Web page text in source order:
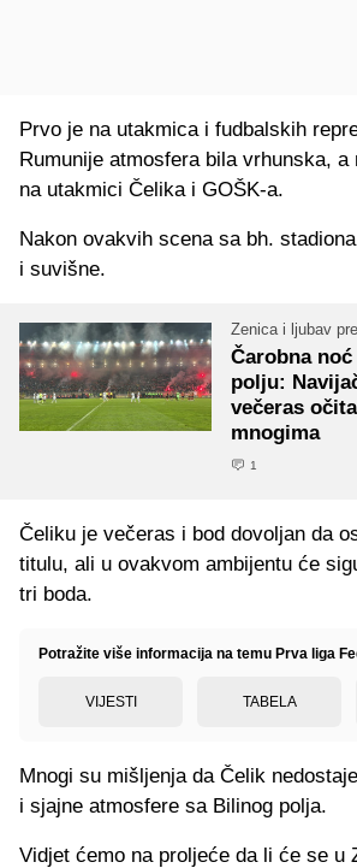
Prvo je na utakmica i fudbalskih
Rumunije atmosfera bila vrhunska,
na utakmici Čelika i GOŠK-a.
Nakon ovakvih scena sa bh.
i suvišne.
Zenica i ljubav
Čarobna
polju:
večeras
mnogima
1
Čeliku je večeras i bod dovoljan da
titulu, ali u ovakvom ambijentu će
tri boda.
Potražite više informacija na temu Prva liga
VIJESTI TABELA
Mnogi su mišljenja da Čelik
i sjajne atmosfere sa Bilinog polja.
Vidjet ćemo na proljeće da li će se u